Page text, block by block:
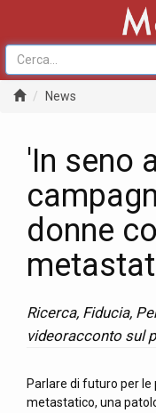
News
'In seno
donne
Ricerca, Fiducia,
videoracconto sul
Parlare di futuro per
metastatico, una